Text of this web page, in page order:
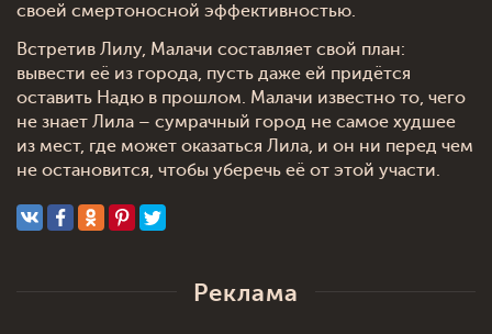
своей смертоносной эффективностью.
Встретив Лилу, Малачи составляет свой план:
вывести её из города, пусть даже ей придётся
оставить Надю в прошлом. Малачи известно то, чего
не знает Лила – сумрачный город не самое худшее
из мест, где может оказаться Лила, и он ни перед чем
не остановится, чтобы уберечь её от этой участи.
Реклама